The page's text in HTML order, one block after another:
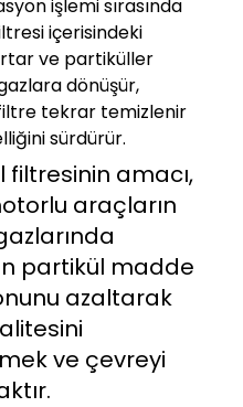
işlemi sırasında
içerisindeki
ve partiküller
dönüşür,
tekrar temizlenir
sürdürür.
filtresinin amacı,
araçların
partikül madde
azaltarak
ve çevreyi